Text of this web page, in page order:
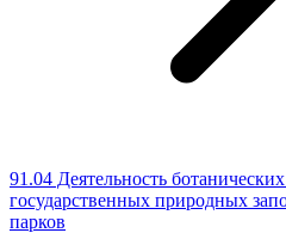
91.04 Деятельность
государственных природных
парков